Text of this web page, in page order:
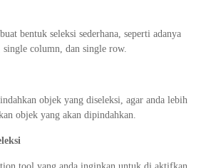
bentuk seleksi sederhana, seperti adanya
column, dan single row.
objek yang diseleksi, agar anda lebih
objek yang akan dipindahkan.